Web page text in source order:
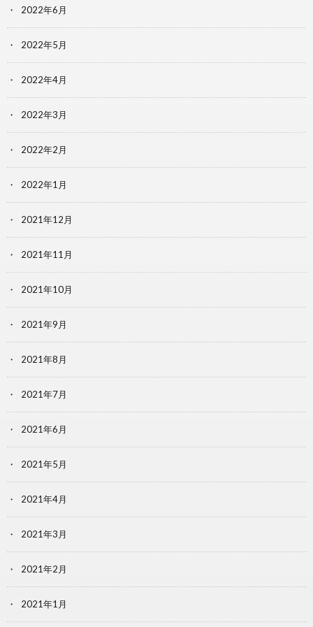
2022年6月
2022年5月
2022年4月
2022年3月
2022年2月
2022年1月
2021年12月
2021年11月
2021年10月
2021年9月
2021年8月
2021年7月
2021年6月
2021年5月
2021年4月
2021年3月
2021年2月
2021年1月